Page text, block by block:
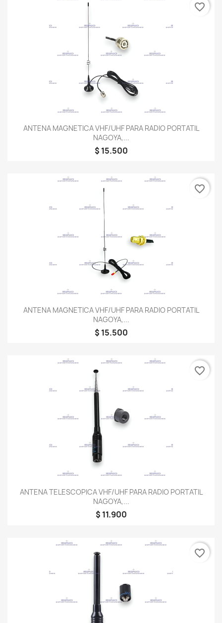
ANTENA MAGNETICA VHF/UHF PARA RADIO PORTATIL
NAGOYA,...
$ 15.500
favorite_border
ANTENA MAGNETICA VHF/UHF PARA RADIO PORTATIL
NAGOYA,...
$ 15.500
favorite_border
ANTENA TELESCOPICA VHF/UHF PARA RADIO PORTATIL
NAGOYA,...
$ 11.900
favorite_border
favorite_border